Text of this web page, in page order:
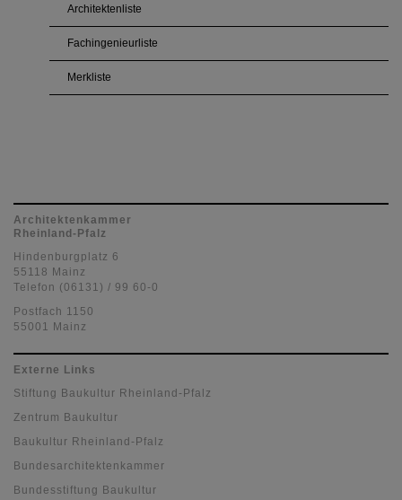
Architektenliste
Fachingenieurliste
Merkliste
Architektenkammer
Rheinland-Pfalz
Hindenburgplatz 6
55118 Mainz
Telefon (06131) / 99 60-0
Postfach 1150
55001 Mainz
Externe Links
Stiftung Baukultur Rheinland-Pfalz
Zentrum Baukultur
Baukultur Rheinland-Pfalz
Bundesarchitektenkammer
Bundesstiftung Baukultur